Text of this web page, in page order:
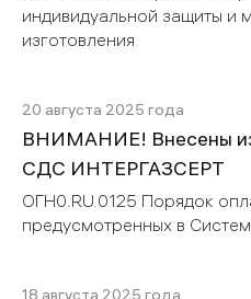
индивидуальной защиты и
изготовления
20 августа 2025 года
ВНИМАНИЕ! Внесены
СДС ИНТЕРГАЗСЕРТ
ОГН0.RU.0125 Порядок
предусмотренных в
18 августа 2025 года